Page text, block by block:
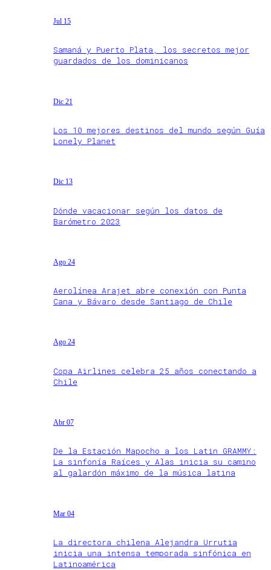
Jul 15
Samaná y Puerto Plata, los secretos mejor
guardados de los dominicanos
Dic 21
Los 10 mejores destinos del mundo según Guía
Lonely Planet
Dic 13
Dónde vacacionar según los datos de
Barómetro 2023
Ago 24
Aerolínea Arajet abre conexión con Punta
Cana y Bávaro desde Santiago de Chile
Ago 24
Copa Airlines celebra 25 años conectando a
Chile
Abr 07
De la Estación Mapocho a los Latin GRAMMY:
La sinfonía Raíces y Alas inicia su camino
al galardón máximo de la música latina
Mar 04
La directora chilena Alejandra Urrutia
inicia una intensa temporada sinfónica en
Latinoamérica